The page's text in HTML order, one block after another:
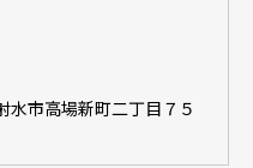
水市高場新町二丁目７５